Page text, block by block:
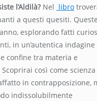
l’Aldilà? Nel libro
a questi quesiti. Queste
esplorando fatti
in un’autentica indagine
confine tra materia e
così come scienza
in contrapposizione,
indissolubilmente